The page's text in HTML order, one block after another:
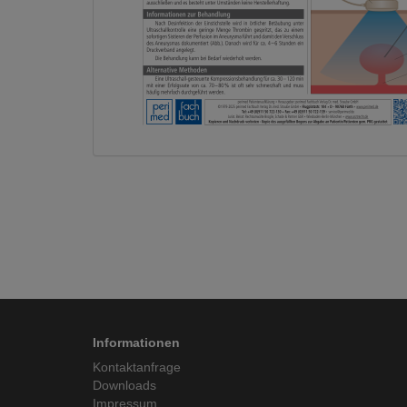
Informationen
Kontaktanfrage
Downloads
Impressum